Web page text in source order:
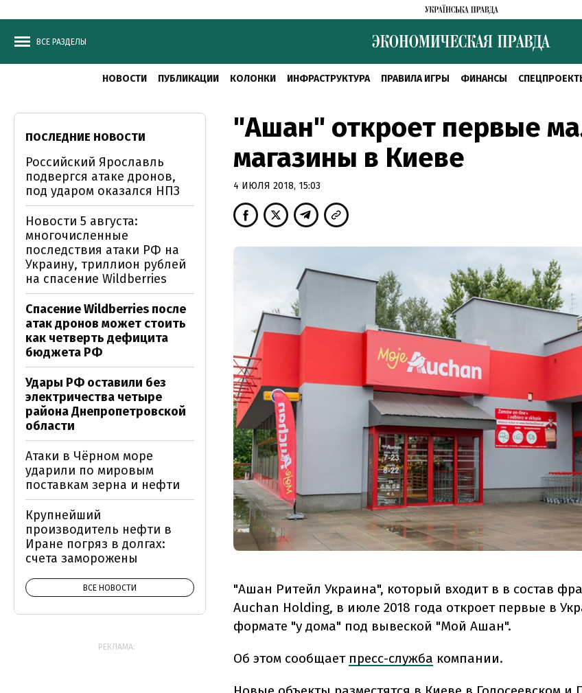
ВСЕ РАЗДЕЛЫ
НОВОСТИ ПУБЛИКАЦИИ КОЛОНКИ ИНФРАСТРУКТУРА ПРАВИЛА ИГРЫ ФИНАНСЫ
"Ашан" откроет первые
магазины в Киеве
4 ИЮЛЯ 2018, 15:03
"Ашан Ритейл Украина", который входит в в состав
Auchan Holding, в июле 2018 года откроет первые в
формате "у дома" под вывеской "Мой Ашан".
Об этом сообщает пресс-служба компании.
ПОСЛЕДНИЕ НОВОСТИ
Российский Ярославль
подвергся атаке дронов,
под ударом оказался НПЗ
Новости 5 августа:
многочисленные
последствия атаки РФ на
Украину, триллион рублей
на спасение Wildberries
Спасение Wildberries после
атак дронов может стоить
как четверть дефицита
бюджета РФ
Удары РФ оставили без
электричества четыре
района Днепропетровской
области
Атаки в Чёрном море
ударили по мировым
поставкам зерна и нефти
Крупнейший
производитель нефти в
Иране погряз в долгах:
счета заморожены
ВСЕ НОВОСТИ
РЕКЛАМА: